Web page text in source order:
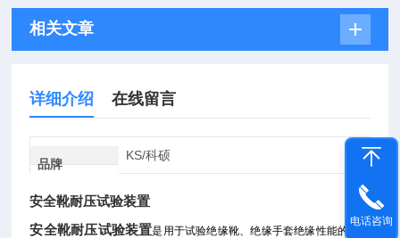
相关文章
详细介绍 在线留言
品牌
KS/科硕
安全靴耐压试验装置
安全靴耐压试验装置是用于试验绝缘靴、绝缘手套绝缘性能的专业
电话咨询